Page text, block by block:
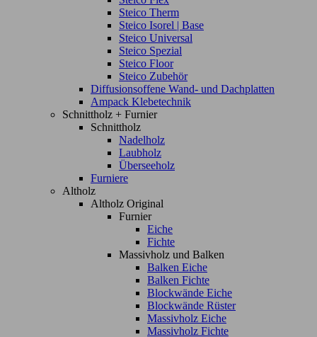
Steico Therm
Steico Isorel | Base
Steico Universal
Steico Spezial
Steico Floor
Steico Zubehör
Diffusionsoffene Wand- und Dachplatten
Ampack Klebetechnik
Schnittholz + Furnier
Schnittholz
Nadelholz
Laubholz
Überseeholz
Furniere
Altholz
Altholz Original
Furnier
Eiche
Fichte
Massivholz und Balken
Balken Eiche
Balken Fichte
Blockwände Eiche
Blockwände Rüster
Massivholz Eiche
Massivholz Fichte